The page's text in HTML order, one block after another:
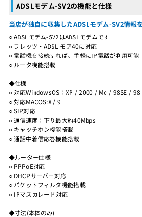
ADSLモデム-SV2の機能と仕様
当店が独自に収集したADSLモデム-SV2情報
○ ADSLモデム-SV2はADSLモデムです
○ フレッツ・ADSL モア40に対応
○ 電話機を接続すれば、手軽にIP電話が利用可能
○ ルータ機能搭載
◆仕様
○ 対応WindowsOS：XP / 2000 / Me / 98SE / 98
○ 対応MACOS:X / 9
○ SIP対応
○ 通信速度：下り最大約40Mbps
○ キャッチホン機能搭載
○ 通話中着信応答機能搭載
◆ルーター仕様
○ PPPoE対応
○ DHCPサーバー対応
○ パケットフィルタ機能搭載
○ IPマスカレード対応
◆寸法(本体のみ)